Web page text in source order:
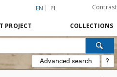
EN PL Contrast
PROJECT COLLECTIONS
Advanced search ?